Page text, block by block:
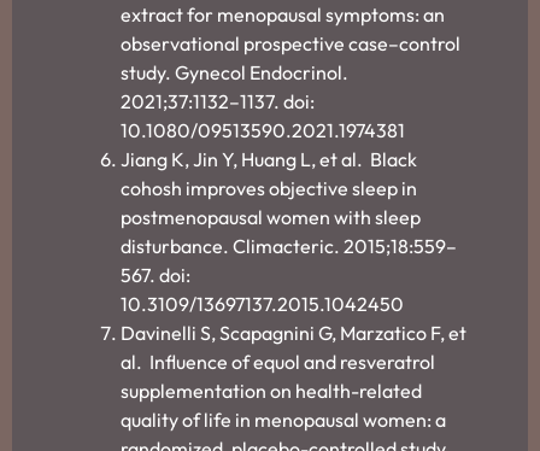
extract for menopausal symptoms: an
observational prospective case–control
study. Gynecol Endocrinol.
2021;37:1132–1137. doi:
10.1080/09513590.2021.1974381
Jiang K, Jin Y, Huang L, et al. Black
cohosh improves objective sleep in
postmenopausal women with sleep
disturbance. Climacteric. 2015;18:559–
567. doi:
10.3109/13697137.2015.1042450
Davinelli S, Scapagnini G, Marzatico F, et
al. Influence of equol and resveratrol
supplementation on health-related
quality of life in menopausal women: a